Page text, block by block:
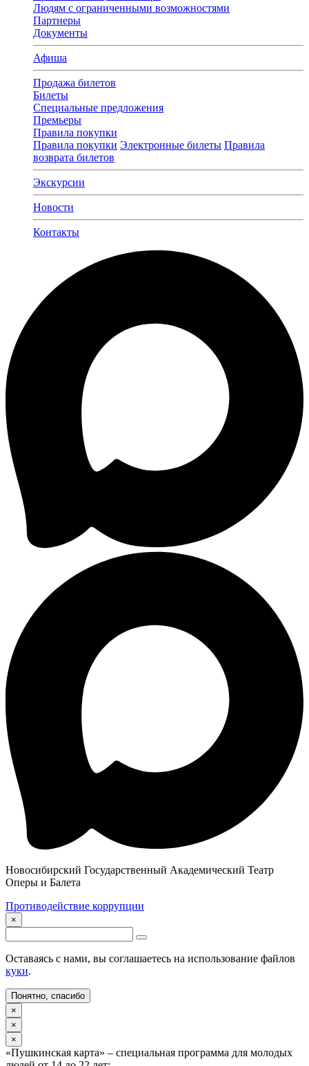
Людям с ограниченными возможностями
Партнеры
Документы
Афиша
Продажа билетов
Билеты
Специальные предложения
Премьеры
Правила покупки
Правила покупки Электронные билеты Правила
возврата билетов
Экскурсии
Новости
Контакты
Новосибирский Государственный Академический Театр
Оперы и Балета
Противодействие коррупции
×
Оставаясь с нами, вы соглашаетесь на использование файлов
куки.
Понятно, спасибо
×
×
×
«Пушкинская карта» – специальная программа для молодых